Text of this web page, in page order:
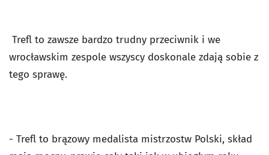
Trefl to zawsze bardzo trudny przeciwnik i we
wrocławskim zespole wszyscy doskonale zdają sobie z
tego sprawę.
- Trefl to brązowy medalista mistrzostw Polski, skład